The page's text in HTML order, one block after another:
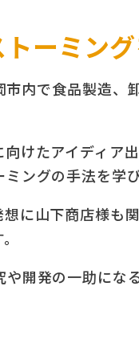
ーミン
内で食品製造、
けたアイディア
ングの手法を学
に山下商店様も
開発の一助にな